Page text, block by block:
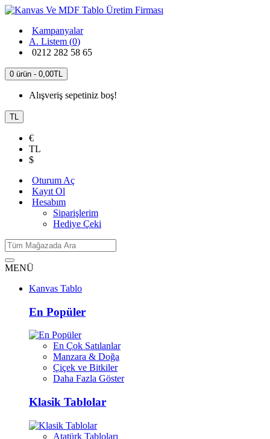
Kampanyalar
A. Listem (0)
0212 282 58 65
0 ürün - 0,00TL
Alışveriş sepetiniz boş!
TL
€
TL
$
Oturum Aç
Kayıt Ol
Hesabım
Siparişlerim
Hediye Çeki
MENÜ
Kanvas Tablo
En Popüler
En Çok Satılanlar
Manzara & Doğa
Çiçek ve Bitkiler
Daha Fazla Göster
Klasik Tablolar
Atatürk Tabloları